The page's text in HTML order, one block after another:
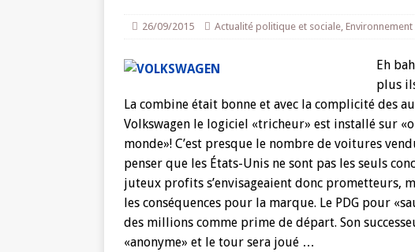
26/09/2015 Actualité politique et sociale, Environnement
Eh
plus
La combine était bonne et avec la complicité des
Volkswagen le logiciel «tricheur» est installé sur
monde»! C’est presque le nombre de voitures
penser que les États-Unis ne sont pas les seuls
juteux profits s’envisageaient donc prometteurs,
les conséquences pour la marque. Le PDG pour
des millions comme prime de départ. Son
«anonyme» et le tour sera joué …